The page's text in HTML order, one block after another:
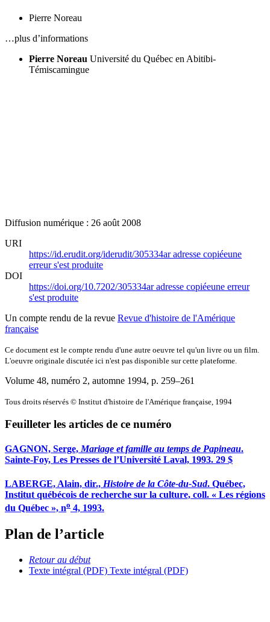
Pierre Noreau
…plus d’informations
Pierre Noreau Université du Québec en Abitibi-
Témiscamingue
Diffusion numérique : 26 août 2008
URI
https://id.erudit.org/iderudit/305334aradresse copiéeune
erreur s'est produite
DOI
https://doi.org/10.7202/305334aradresse copiéeune erreur
s'est produite
Un compte rendu de la revue Revue d'histoire de l'Amérique
française
Ce document est le compte rendu d'une autre oeuvre tel qu'un livre ou un film.
L'oeuvre originale discutée ici n'est pas disponible sur cette plateforme.
Volume 48, numéro 2, automne 1994, p. 259–261
Tous droits réservés © Institut d'histoire de l'Amérique française, 1994
Feuilleter les articles de ce numéro
GAGNON, Serge,Mariage et famille au temps de Papineau.
Sainte-Foy, Les Presses de l’Université Laval, 1993. 29 $
LABERGE, Alain, dir., Histoire de la Côte-du-Sud. Québec,
Institut québécois de recherche sur la culture, coll. « Les régions
du Québec », no 4, 1993.
Plan de l’article
Retour au début
Texte intégral (PDF) Texte intégral (PDF)